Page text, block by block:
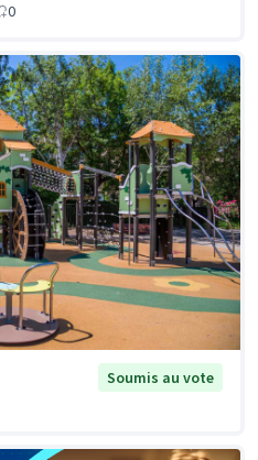
0
Soumis au vote